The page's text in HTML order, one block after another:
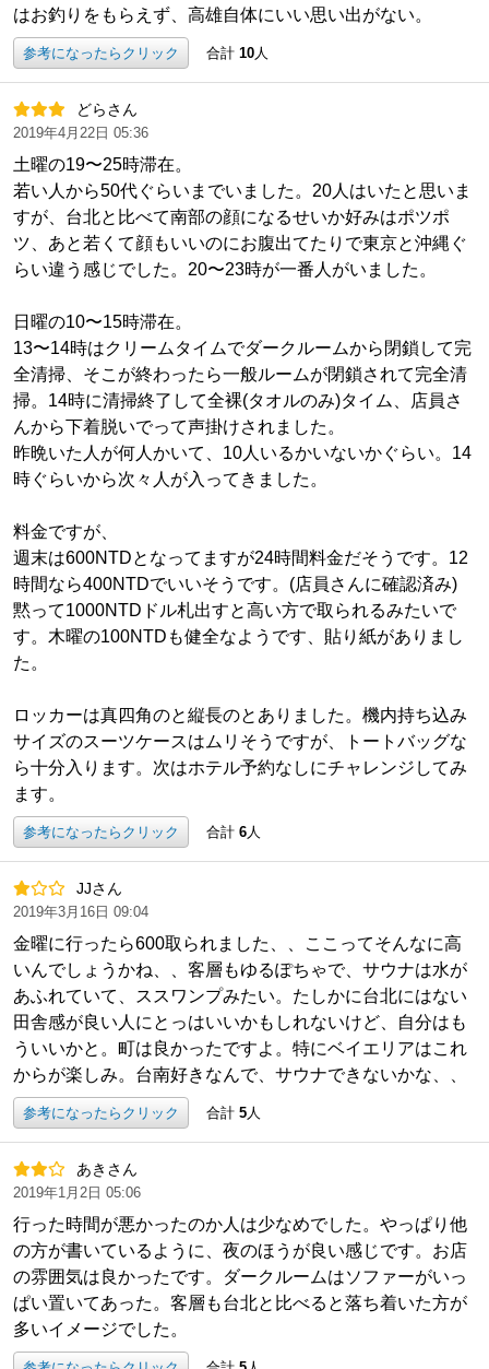
はお釣りをもらえず、高雄自体にいい思い出がない。
参考になったらクリック 合計 10人
どらさん
2019年4月22日 05:36
土曜の19〜25時滞在。
若い人から50代ぐらいまでいました。20人はいたと思いま
すが、台北と比べて南部の顔になるせいか好みはポツポ
ツ、あと若くて顔もいいのにお腹出てたりで東京と沖縄ぐ
らい違う感じでした。20〜23時が一番人がいました。
日曜の10〜15時滞在。
13〜14時はクリームタイムでダークルームから閉鎖して完
全清掃、そこが終わったら一般ルームが閉鎖されて完全清
掃。14時に清掃終了して全裸(タオルのみ)タイム、店員さ
んから下着脱いでって声掛けされました。
昨晩いた人が何人かいて、10人いるかいないかぐらい。14
時ぐらいから次々人が入ってきました。
料金ですが、
週末は600NTDとなってますが24時間料金だそうです。12
時間なら400NTDでいいそうです。(店員さんに確認済み)
黙って1000NTDドル札出すと高い方で取られるみたいで
す。木曜の100NTDも健全なようです、貼り紙がありまし
た。
ロッカーは真四角のと縦長のとありました。機内持ち込み
サイズのスーツケースはムリそうですが、トートバッグな
ら十分入ります。次はホテル予約なしにチャレンジしてみ
ます。
参考になったらクリック 合計 6人
JJさん
2019年3月16日 09:04
金曜に行ったら600取られました、、ここってそんなに高
いんでしょうかね、、客層もゆるぽちゃで、サウナは水が
あふれていて、ススワンプみたい。たしかに台北にはない
田舎感が良い人にとっはいいかもしれないけど、自分はも
ういいかと。町は良かったですよ。特にベイエリアはこれ
からが楽しみ。台南好きなんで、サウナできないかな、、
参考になったらクリック 合計 5人
あきさん
2019年1月2日 05:06
行った時間が悪かったのか人は少なめでした。やっぱり他
の方が書いているように、夜のほうが良い感じです。お店
の雰囲気は良かったです。ダークルームはソファーがいっ
ぱい置いてあった。客層も台北と比べると落ち着いた方が
多いイメージでした。